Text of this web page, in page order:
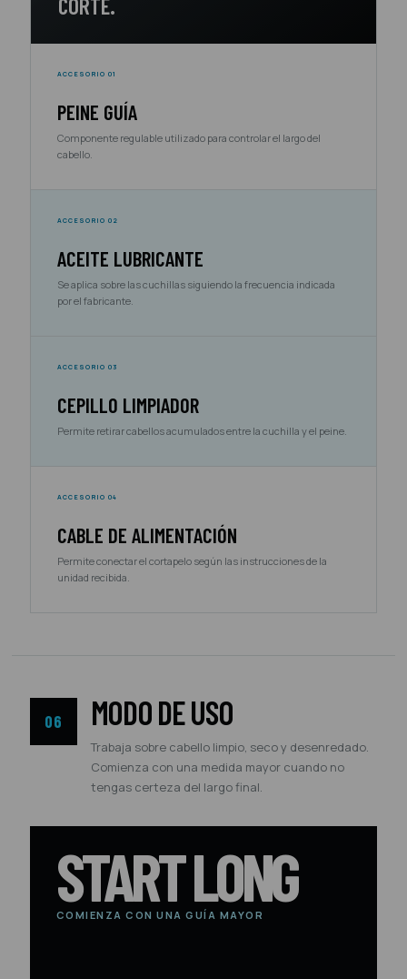
CORTE.
ACCESORIO 01
PEINE GUÍA
Componente regulable utilizado para controlar el largo del
cabello.
ACCESORIO 02
ACEITE LUBRICANTE
Se aplica sobre las cuchillas siguiendo la frecuencia indicada
por el fabricante.
ACCESORIO 03
CEPILLO LIMPIADOR
Permite retirar cabellos acumulados entre la cuchilla y el peine.
ACCESORIO 04
CABLE DE ALIMENTACIÓN
Permite conectar el cortapelo según las instrucciones de la
unidad recibida.
06 MODO DE USO
Trabaja sobre cabello limpio, seco y desenredado.
Comienza con una medida mayor cuando no
tengas certeza del largo final.
START LONG
COMIENZA CON UNA GUÍA MAYOR